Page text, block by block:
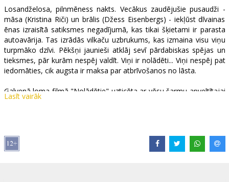
Kino
Klubs
Losandželosa, pilnmēness nakts. Vecākus zaudējušie pusaudži -
māsa (Kristina Riči) un brālis (Džess Eisenbergs) - iekļūst dīvainas
ēnas izraisītā satiksmes negadījumā, kas tikai šķietami ir parasta
autoavārija. Tas izrādās vilkaču uzbrukums, kas izmaina visu viņu
turpmāko dzīvi. Pēkšņi jaunieši atklāj sevī pārdabiskas spējas un
tieksmes, pār kurām nespēj valdīt. Viņi ir nolādēti... Viņi nespēj pat
iedomāties, cik augsta ir maksa par atbrīvošanos no lāsta.
Galvenā loma filmā "Nolādētie" uzticēta ar vēsu šarmu apveltītajai
aktrisei Kristinai Riči, kura iepriekš filmējusies kinofilmā "Monstrs".
Lomās: Christina Ricci, Jesse Eisenberg, Joshua Jackson, James
Lasīt vairāk